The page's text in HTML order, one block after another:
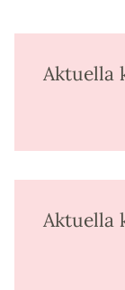
Aktuella
Aktuella